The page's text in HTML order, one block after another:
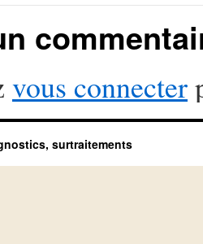
vous connecter
surtraitements